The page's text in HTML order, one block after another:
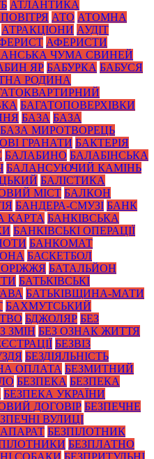
АТЛАНТИКА
АТО АТОМНА
АТРАКЦІОНИ АУДІТ
АФЕРИСТИ
ЧУМА СВИНЕЙ
ЯР БАБУРКА БАБУСЯ
РОДИНА
БАГАТОПОВЕРХІВКИ
БАЗА БАЗА
БАЗА МИРОТВОРЕЦЬ
ГРАНАТИ БАКТЕРІЯ
БАЛАБИНО БАЛАБІНСЬКА
БАЛАНСУЮЧИЙ КАМІНЬ
БАЛІСТИКА
МІСТ БАЛКОН
БАНДЕРА-СМУЗІ БАНК
КАРТА БАНКІВСЬКА
БАНКІВСЬКІ ОПЕРАЦІЇ
БАНКОМАТ
БАСКЕТБОЛ
БАТАЛЬЙОН
БАТЬКІВСЬКІ
БАТЬКІВЩИНА-МАТИ
БАХМУТСЬКИЙ
БДЖОЛЯР БЕЗ
ЗМІН БЕЗ ОЗНАК ЖИТТЯ
БЕЗВІЗ
БЕЗДІЯЛЬНІСТЬ
ОПЛАТА БЕЗМИТНИЙ
БЕЗПЕКА БЕЗПЕКА
БЕЗПЕКА УКРАЇНИ
ДОГОВІР БЕЗПЕЧНЕ
ВУЛИЦІ
БЕЗПІЛОТНИК
БЕЗПЛАТНО
СОБАКИ БЕЗПРИТУЛЬНІ